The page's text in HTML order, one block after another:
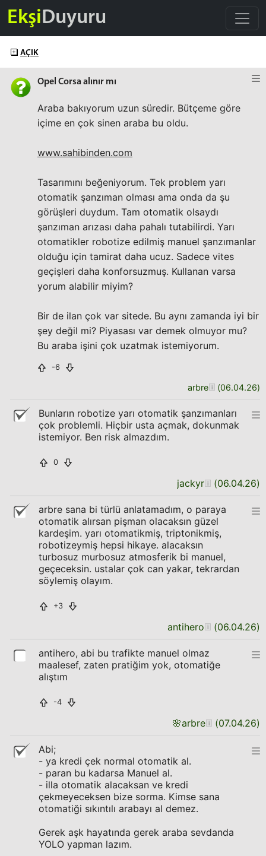
EkşiDuyuru
AÇIK
Opel Corsa alınır mı
Araba bakıyorum uzun süredir. Bütçeme göre
içime en çok sinen araba bu oldu.
www.sahibinden.com
Tasarımını beğeniyorum. Tek problem yarı
otomatik şanzıman olması ama onda da şu
görüşleri duydum. Tam otomatik olsaydı
şanzıman arızası daha pahalı tutabilirdi. Yarı
otomatikler robotize edilmiş manuel şanzımanlar
olduğu için tamirat daha ucuz. Sadece vites
geçişleri daha konforsuzmuş. Kullanan varsa
yorum alabilir miyim?
Bir de ilan çok var sitede. Bu aynı zamanda iyi bir
şey değil mi? Piyasası var demek olmuyor mu?
Bu araba işini çok uzatmak istemiyorum.
-6
arbre (06.04.26)
Bunların robotize yarı otomatik şanzımanları
çok problemli. Hiçbir usta açmak, dokunmak
istemiyor. Ben risk almazdım.
0
jackyr (06.04.26)
arbre sana bi türlü anlatamadım, o paraya
otomatik alırsan pişman olacaksın güzel
kardeşim. yarı otomatikmiş, triptonikmiş,
robotizeymiş hepsi hikaye. alacaksın
turbosuz murbosuz atmosferik bi manuel,
geçeceksin. ustalar çok can yakar, tekrardan
söylemiş olayım.
+3
antihero (06.04.26)
antihero, abi bu trafikte manuel olmaz
maalesef, zaten pratiğim yok, otomatiğe
alıştım
-4
🌸arbre (07.04.26)
Abi;
- ya kredi çek normal otomatik al.
- paran bu kadarsa Manuel al.
- illa otomatik alacaksan ve kredi
çekmeyeceksen bize sorma. Kimse sana
otomatiği sıkıntılı arabayı al demez.
Gerek aşk hayatında gerek araba sevdanda
YOLO yapman lazım.